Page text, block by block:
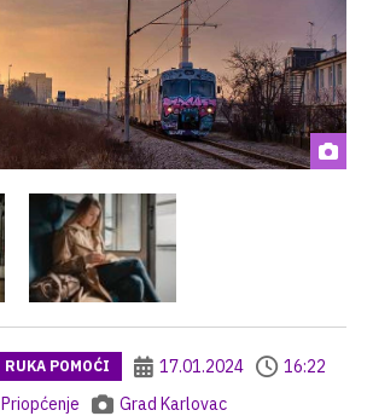
RUKA POMOĆI 17.01.2024
16:22
Priopćenje
Grad Karlovac